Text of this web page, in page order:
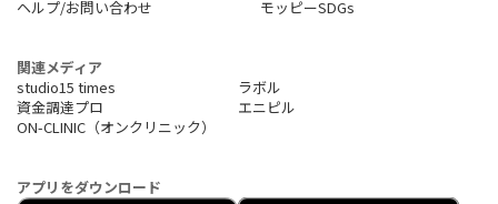
ヘルプ/お問い合わせ
モッピーSDGs
関連メディア
studio15 times
ラボル
資金調達プロ
エニピル
ON-CLINIC（オンクリニック）
アプリをダウンロード